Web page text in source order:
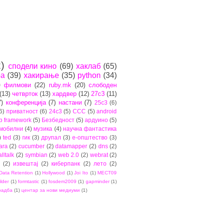
сподели кино (69) хаклаб (65)
(39) хакирање (35) python (34)
филмови (22) ruby.mk (20) слободен
четврток (13) хардвер (12) 27c3 (11)
конференција (7) настани (7) 25c3 (6)
приватност (6) 24c3 (5) CCC (5) android
framework (5) Безбедност (5) ардуино (5)
(4) музика (4) научна фантастика
ted (3) гик (3) друпал (3) е-општество (3)
(2) cucumber (2) datamapper (2) dns (2)
(2) symbian (2) web 2.0 (2) webrat (2)
(2) извештај (2) киберпанк (2) лето (2)
Retention (1) Hollywood (1) Joi Ito (1) MECT09
(1) formtastic (1) fosdem2009 (1) gapminder (1)
(1) центар за нови медиуми (1)